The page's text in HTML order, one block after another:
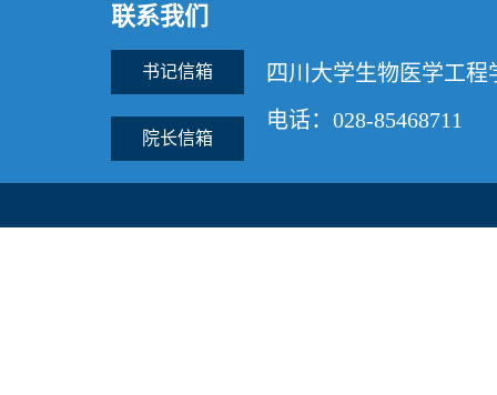
联系我们
书记信箱
院长信箱
四川大学生物医学工程
电话：028-85468711